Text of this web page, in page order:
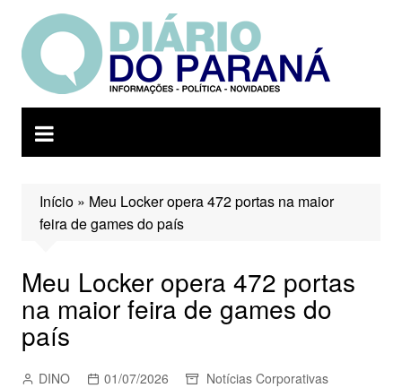
para
conteúdo
Início» Meu Locker opera 472 portas na maior
feira de games do país
Meu Locker opera 472 portas
na maior feira de games do
país
DINO 01/07/2026 Notícias Corporativas